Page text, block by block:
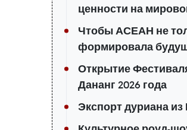
ценности на
Чтобы АСЕАН не
формировала
Открытие
Дананг 2026 года
Экспорт дуриана